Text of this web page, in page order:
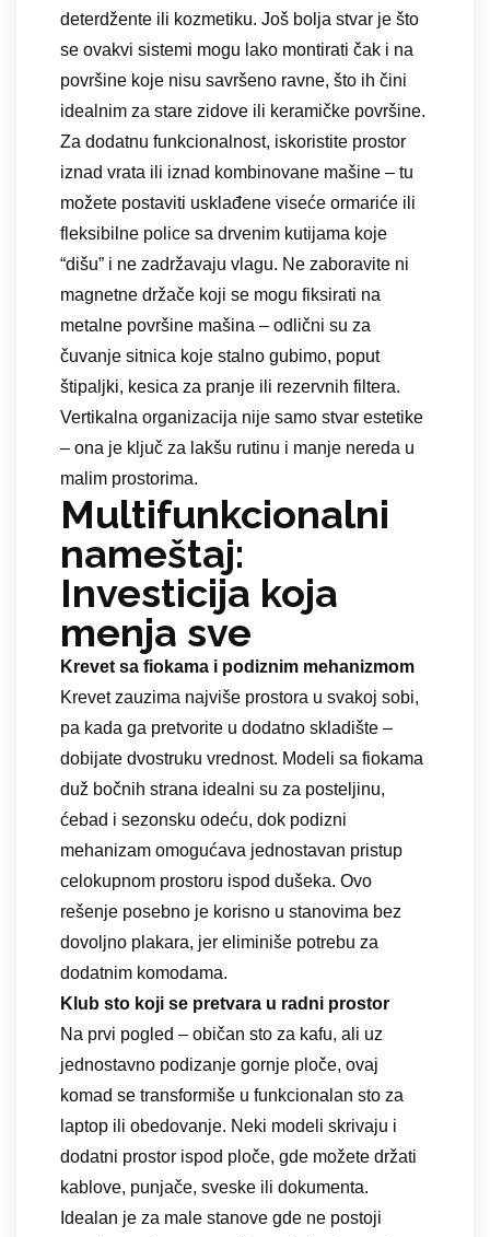
deterdžente ili kozmetiku. Još bolja stvar je što
se ovakvi sistemi mogu lako montirati čak i na
površine koje nisu savršeno ravne, što ih čini
idealnim za stare zidove ili keramičke površine.
Za dodatnu funkcionalnost, iskoristite prostor
iznad vrata ili iznad kombinovane mašine – tu
možete postaviti usklađene viseće ormariće ili
fleksibilne police sa drvenim kutijama koje
“dišu” i ne zadržavaju vlagu. Ne zaboravite ni
magnetne držače koji se mogu fiksirati na
metalne površine mašina – odlični su za
čuvanje sitnica koje stalno gubimo, poput
štipaljki, kesica za pranje ili rezervnih filtera.
Vertikalna organizacija nije samo stvar estetike
– ona je ključ za lakšu rutinu i manje nereda u
malim prostorima.
Multifunkcionalni
nameštaj:
Investicija koja
menja sve
Krevet sa fiokama i podiznim mehanizmom
Krevet zauzima najviše prostora u svakoj sobi,
pa kada ga pretvorite u dodatno skladište –
dobijate dvostruku vrednost. Modeli sa fiokama
duž bočnih strana idealni su za posteljinu,
ćebad i sezonsku odeću, dok podizni
mehanizam omogućava jednostavan pristup
celokupnom prostoru ispod dušeka. Ovo
rešenje posebno je korisno u stanovima bez
dovoljno plakara, jer eliminiše potrebu za
dodatnim komodama.
Klub sto koji se pretvara u radni prostor
Na prvi pogled – običan sto za kafu, ali uz
jednostavno podizanje gornje ploče, ovaj
komad se transformiše u funkcionalan sto za
laptop ili obedovanje. Neki modeli skrivaju i
dodatni prostor ispod ploče, gde možete držati
kablove, punjače, sveske ili dokumenta.
Idealan je za male stanove gde ne postoji